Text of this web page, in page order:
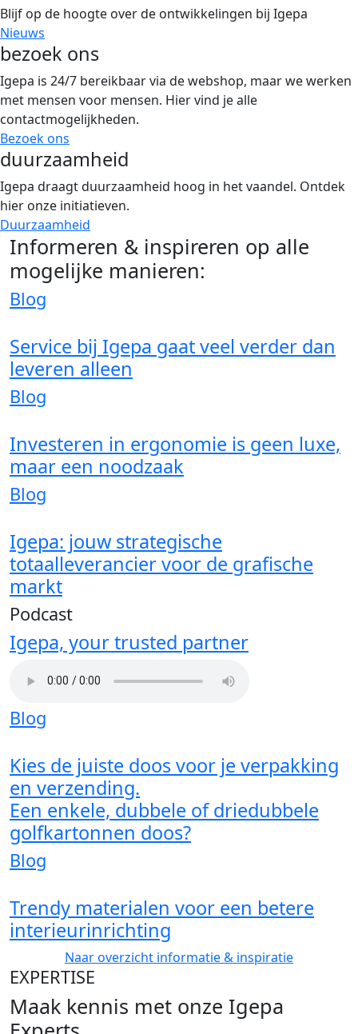
Blijf op de hoogte over de ontwikkelingen bij Igepa
Nieuws
bezoek ons
Igepa is 24/7 bereikbaar via de webshop, maar we werken
met mensen voor mensen. Hier vind je alle
contactmogelijkheden.
Bezoek ons
duurzaamheid
Igepa draagt duurzaamheid hoog in het vaandel. Ontdek
hier onze initiatieven.
Duurzaamheid
Informeren & inspireren op alle
mogelijke manieren:
Blog
Service bij Igepa gaat veel verder dan
leveren alleen
Blog
Investeren in ergonomie is geen luxe,
maar een noodzaak
Blog
Igepa: jouw strategische
totaalleverancier voor de grafische
markt
Podcast
Igepa, your trusted partner
Blog
Kies de juiste doos voor je verpakking
en verzending.
Een enkele, dubbele of driedubbele
golfkartonnen doos?
Blog
Trendy materialen voor een betere
interieurinrichting
Naar overzicht informatie & inspiratie
EXPERTISE
Maak kennis met onze Igepa